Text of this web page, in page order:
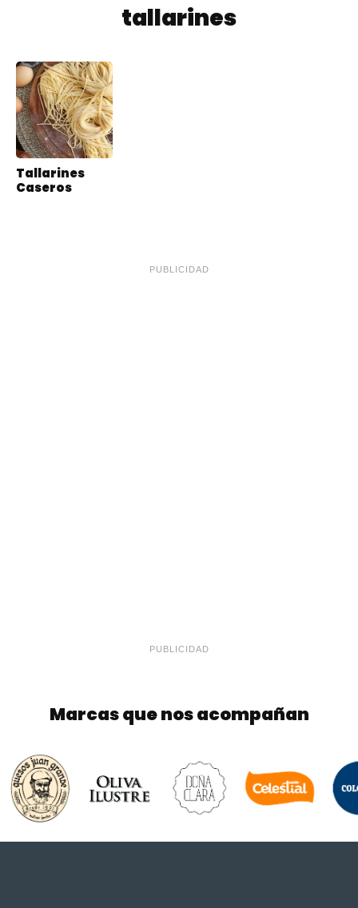
tallarines
Tallarines
Caseros
PUBLICIDAD
PUBLICIDAD
Marcas que nos acompañan